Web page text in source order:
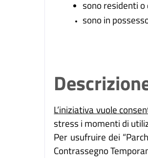
sono residenti
sono in
L’iniziativa vuole
stress i momenti di
Per usufruire dei
Contrassegno